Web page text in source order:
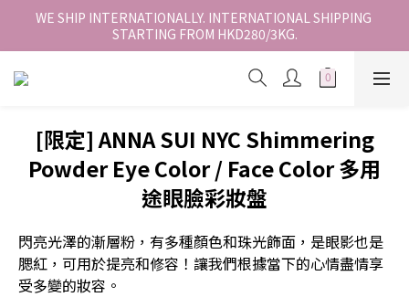
香港地區全店免運。免運費適用於香港順豐站、營業點或智能櫃取
件。
WE SHIP INTERNATIONALLY. INTERNATIONAL SHIPPING
STARTING FROM HKD280/3KG.
香港地區全店免運。免運費適用於香港順豐站、營業點或智能櫃取
[限定] ANNA SUI NYC Shimmering
Powder Eye Color / Face Color 多用
途眼臉彩妝盤
閃亮光澤的漸層粉，有多種顏色和珠光飾面，是眼影也是
腮紅，可用於提亮和修容！讓我們根據當下的心情盡情享
受多變的妝容。